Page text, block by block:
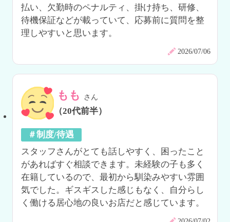
払い、欠勤時のペナルティ、掛け持ち、研修、
待機保証などが載っていて、応募前に質問を整
理しやすいと思います。
2026/07/06
もも さん
（20代前半）
＃制度/待遇
スタッフさんがとても話しやすく、困ったこと
があればすぐ相談できます。未経験の子も多く
在籍しているので、最初から馴染みやすい雰囲
気でした。ギスギスした感じもなく、自分らし
く働ける居心地の良いお店だと感じています。